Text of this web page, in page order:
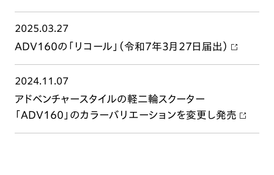
2025.03.27
ADV160の「リコール」（令和7年3月27日届出）
2024.11.07
アドベンチャースタイルの軽二輪スクーター
「ADV160」のカラーバリエーションを変更し発売